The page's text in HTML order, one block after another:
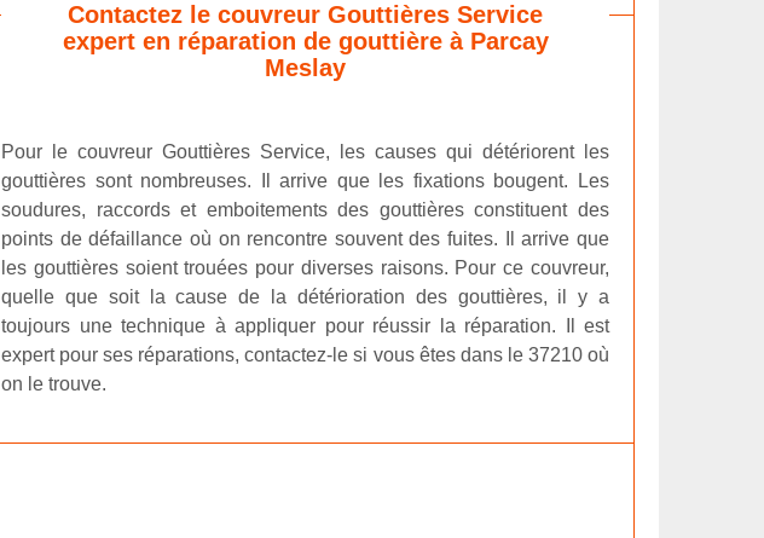
Contactez le couvreur Gouttières Service
expert en réparation de gouttière à Parcay
Meslay
Pour le couvreur Gouttières Service, les causes qui détériorent les
gouttières sont nombreuses. Il arrive que les fixations bougent. Les
soudures, raccords et emboitements des gouttières constituent des
points de défaillance où on rencontre souvent des fuites. Il arrive que
les gouttières soient trouées pour diverses raisons. Pour ce couvreur,
quelle que soit la cause de la détérioration des gouttières, il y a
toujours une technique à appliquer pour réussir la réparation. Il est
expert pour ses réparations, contactez-le si vous êtes dans le 37210 où
on le trouve.